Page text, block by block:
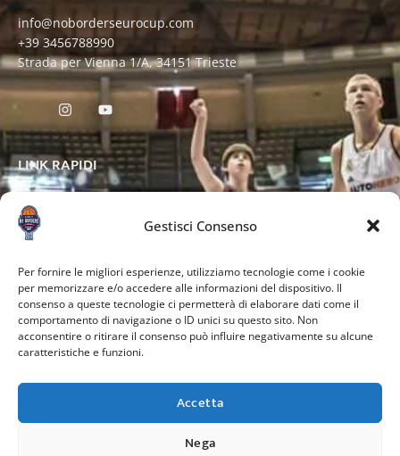
Gestisci Consenso
Per fornire le migliori esperienze, utilizziamo tecnologie come i cookie
per memorizzare e/o accedere alle informazioni del dispositivo. Il
consenso a queste tecnologie ci permetterà di elaborare dati come il
comportamento di navigazione o ID unici su questo sito. Non
acconsentire o ritirare il consenso può influire negativamente su alcune
caratteristiche e funzioni.
Accetta
Nega
info@noborderseurocup.com
+39 3456788990
Strada per Vienna 1/A, 34151 Trieste
LINK RAPIDI
ALTRE PAGINE